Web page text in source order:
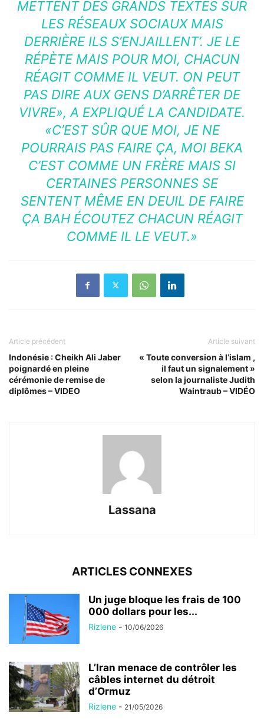
METTENT DES GRANDS TEXTES SUR
LES RÉSEAUX SOCIAUX MAIS
DERRIÈRE ILS S’ENJAILLENT’. JE LE
RÉPÈTE MAIS POUR MOI, CHACUN
RÉAGIT COMME IL VEUT. ON PEUT
PAS DIRE AUX GENS D’ARRÊTER DE
VIVRE», A EXPLIQUÉ LA CANDIDATE.
«C’EST SÛR QUE MOI, JE NE
POURRAIS PAS FAIRE ÇA, MOI BEKA
C’EST COMME UN FRÈRE MAIS SI
CERTAINES PERSONNES SE
SENTENT MÊME EN DEUIL DE FAIRE
ÇA BAH ÉCOUTEZ CHACUN RÉAGIT
COMME IL LE VEUT.»
Article précédent
Indonésie : Cheikh Ali Jaber
poignardé en pleine
cérémonie de remise de
diplômes – VIDEO
Article suivant
« Toute conversion à l’islam ,
il faut un signalement »
selon la journaliste Judith
Waintraub – VIDÉO
Lassana
ARTICLES CONNEXES
Un juge bloque les frais de 100
000 dollars pour les...
Rizlene - 10/06/2026
L’Iran menace de contrôler les
câbles internet du détroit
d’Ormuz
Rizlene - 21/05/2026